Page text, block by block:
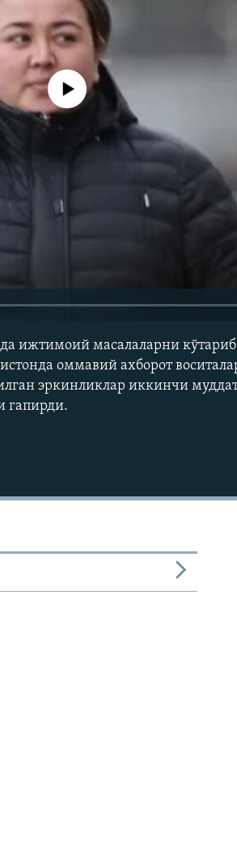
медиа-манба мавжуд эмас
ижтимоий масалаларни кўтариб
оммавий ахборот
эркинликлар иккинчи
гапирди.